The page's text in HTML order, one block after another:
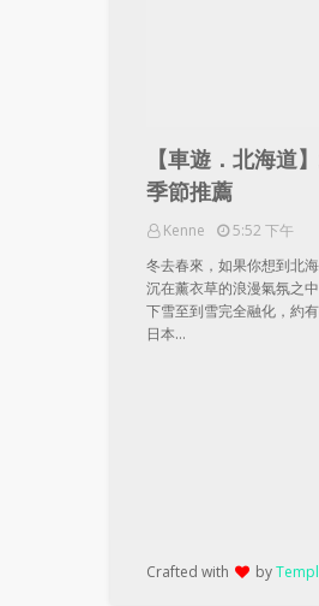
【車遊．北海道
季節推薦
Kenne
5:52 下午
冬去春來，如果你想到北
沉在薰衣草的浪漫氣氛之
下雪至到雪完全融化，約
日本…
Crafted with by